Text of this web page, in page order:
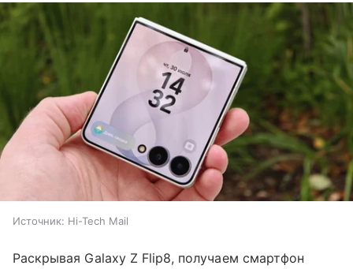
Источник: Hi-Tech Mail
Раскрывая Galaxy Z Flip8, получаем смартфон